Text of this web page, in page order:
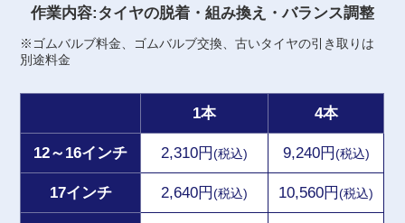
作業内容:タイヤの脱着・組み換え・バランス調整
※ゴムバルブ料金、ゴムバルブ交換、古いタイヤの引き取りは
別途料金
1本 4本
12～16インチ 2,310円(税込) 9,240円(税込)
17インチ 2,640円(税込) 10,560円(税込)